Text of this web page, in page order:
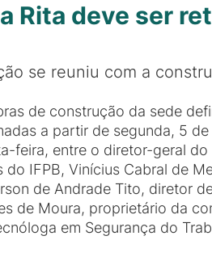
Rita deve ser
se reuniu com a
de construção da sede
a partir de segunda, 5
feira, entre o diretor-geral
do IFPB, Vinícius Cabral de
de Andrade Tito, diretor
de Moura, proprietário da
em Segurança do